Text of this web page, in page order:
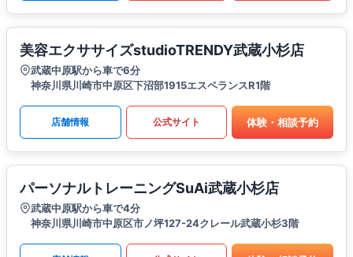
美容エクササイズstudioTRENDY武蔵小杉店
武蔵中原駅から車で6分
神奈川県川崎市中原区下沼部1915エスペランスR1階
店舗情報 公式サイト 体験・相談予約
パーソナルトレーニングSuAi武蔵小杉店
武蔵中原駅から車で4分
神奈川県川崎市中原区市ノ坪127-24クレール武蔵小杉3階